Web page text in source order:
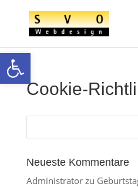
Open toolbar
Cookie-
Neueste Kommentare
Administratorzu